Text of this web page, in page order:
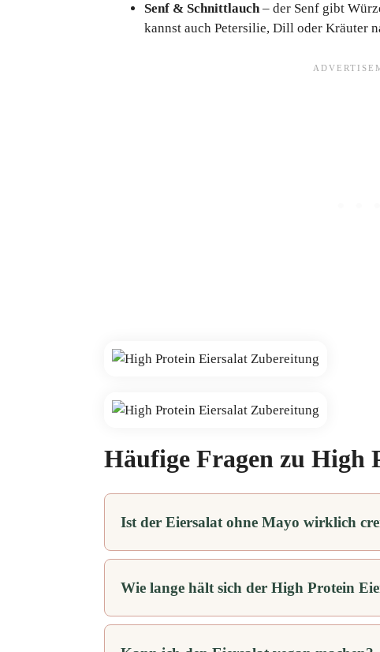
Senf & Schnittlauch– der Senf gibt
kannst auch Petersilie, Dill oder Kräuter
Häufige Fragen zu High
Ist der Eiersalat ohne Mayo wirklich
Wie lange hält sich der High Protein